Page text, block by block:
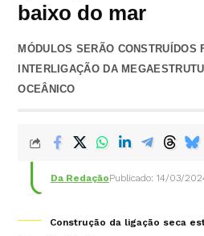
baixo do mar
MÓDULOS SERÃO CONSTRUÍDOS
INTERLIGAÇÃO DA
OCEÂNICO
Da RedaçãoPublicado: 14/03/
Construção da ligação seca